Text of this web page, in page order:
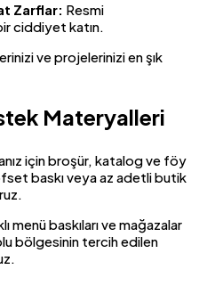
Zarflar: Resmi
ciddiyet katın.
ve projelerinizi en şık
Materyalleri
için broşür, katalog ve föy
baskı veya az adetli butik
menü baskıları ve mağazalar
bölgesinin tercih edilen